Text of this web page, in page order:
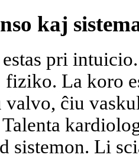
kaj
pri
La koro
valvo, ĉiu
sistemon. Li